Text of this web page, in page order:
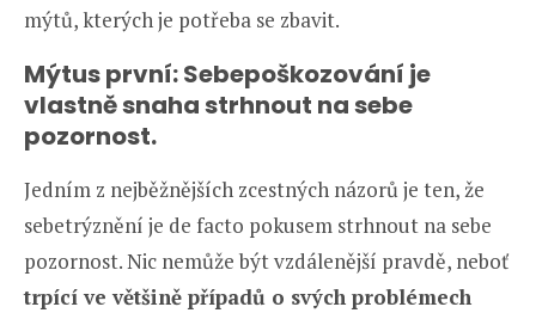
mýtů, kterých je potřeba se zbavit.
Mýtus první: Sebepoškozování je
vlastně snaha strhnout na sebe
pozornost.
Jedním z nejběžnějších zcestných názorů je ten, že
sebetrýznění je de facto pokusem strhnout na sebe
pozornost. Nic nemůže být vzdálenější pravdě, neboť
trpící ve většině případů o svých problémech